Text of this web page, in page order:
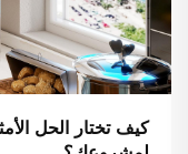
كيف تختار الحل